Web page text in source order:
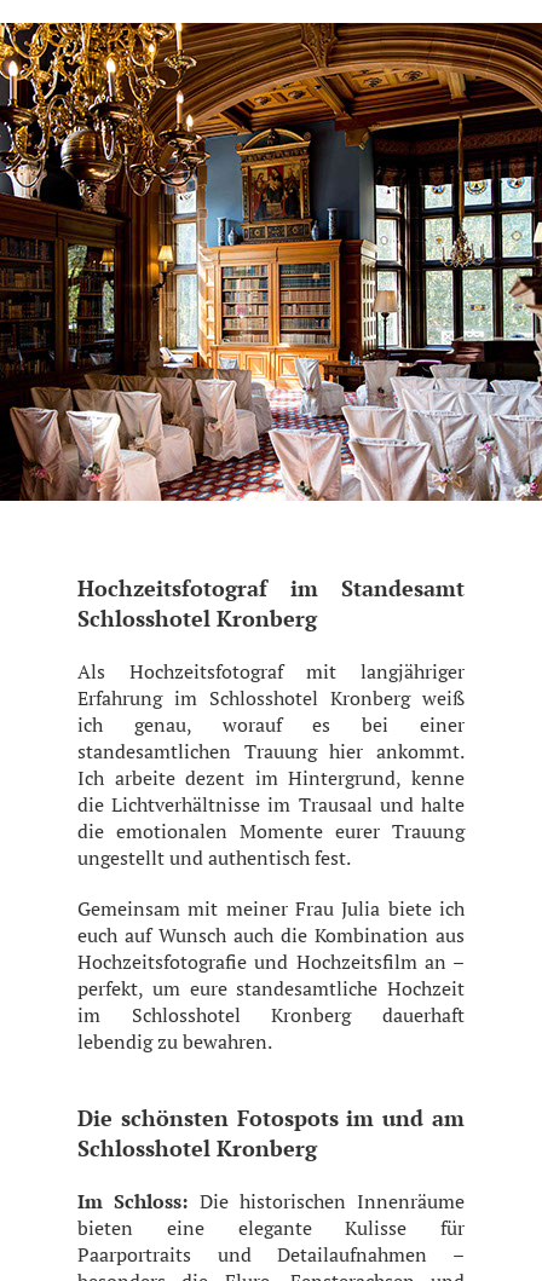
Hochzeitsfotograf im Standesamt
Schlosshotel Kronberg
Als Hochzeitsfotograf mit langjähriger
Erfahrung im Schlosshotel Kronberg weiß
ich genau, worauf es bei einer
standesamtlichen Trauung hier ankommt.
Ich arbeite dezent im Hintergrund, kenne
die Lichtverhältnisse im Trausaal und halte
die emotionalen Momente eurer Trauung
ungestellt und authentisch fest.
Gemeinsam mit meiner Frau Julia biete ich
euch auf Wunsch auch die Kombination aus
Hochzeitsfotografie und Hochzeitsfilm an –
perfekt, um eure standesamtliche Hochzeit
im Schlosshotel Kronberg dauerhaft
lebendig zu bewahren.
Die schönsten Fotospots im und am
Schlosshotel Kronberg
Im Schloss: Die historischen Innenräume
bieten eine elegante Kulisse für
Paarportraits und Detailaufnahmen –